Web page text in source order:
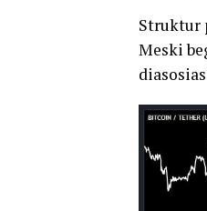
Struktur
Meski